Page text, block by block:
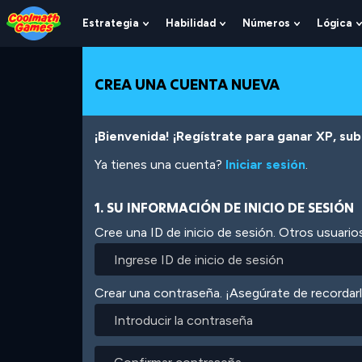
Skip
to
Top
Skip
to
Navigation
Skip
to
Main
Skip
to
Footer
Pasar
al
contenido
Estrategia
Show
Submenu
Estrategia
Habilidad
Show
Submenu
Habilidad
Números
Show
Submenu
Lógica
CREA UNA CUENTA NUEVA
¡Bienvenida! ¡Regístrate para ganar XP,
Ya tienes una cuenta? Iniciar sesión.
1. SU INFORMACIÓN DE INICIO DE SESIÓN
Cree una ID de inicio de sesión. Otros
Crear una contraseña. ¡Asegúrate de
contraseña